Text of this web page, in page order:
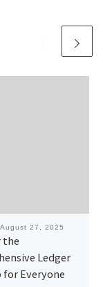
August 27, 2025
the
Ledger
for Everyone